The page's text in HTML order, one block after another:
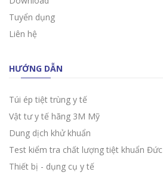
Tuyển dụng
Liên hệ
HƯỚNG DẪN
Túi ép tiệt trùng y tế
Vật tư y tế hãng 3M Mỹ
Dung dịch khử khuẩn
Test kiểm tra chất lượng tiệt khuẩn Đức
Thiết bị - dụng cụ y tế